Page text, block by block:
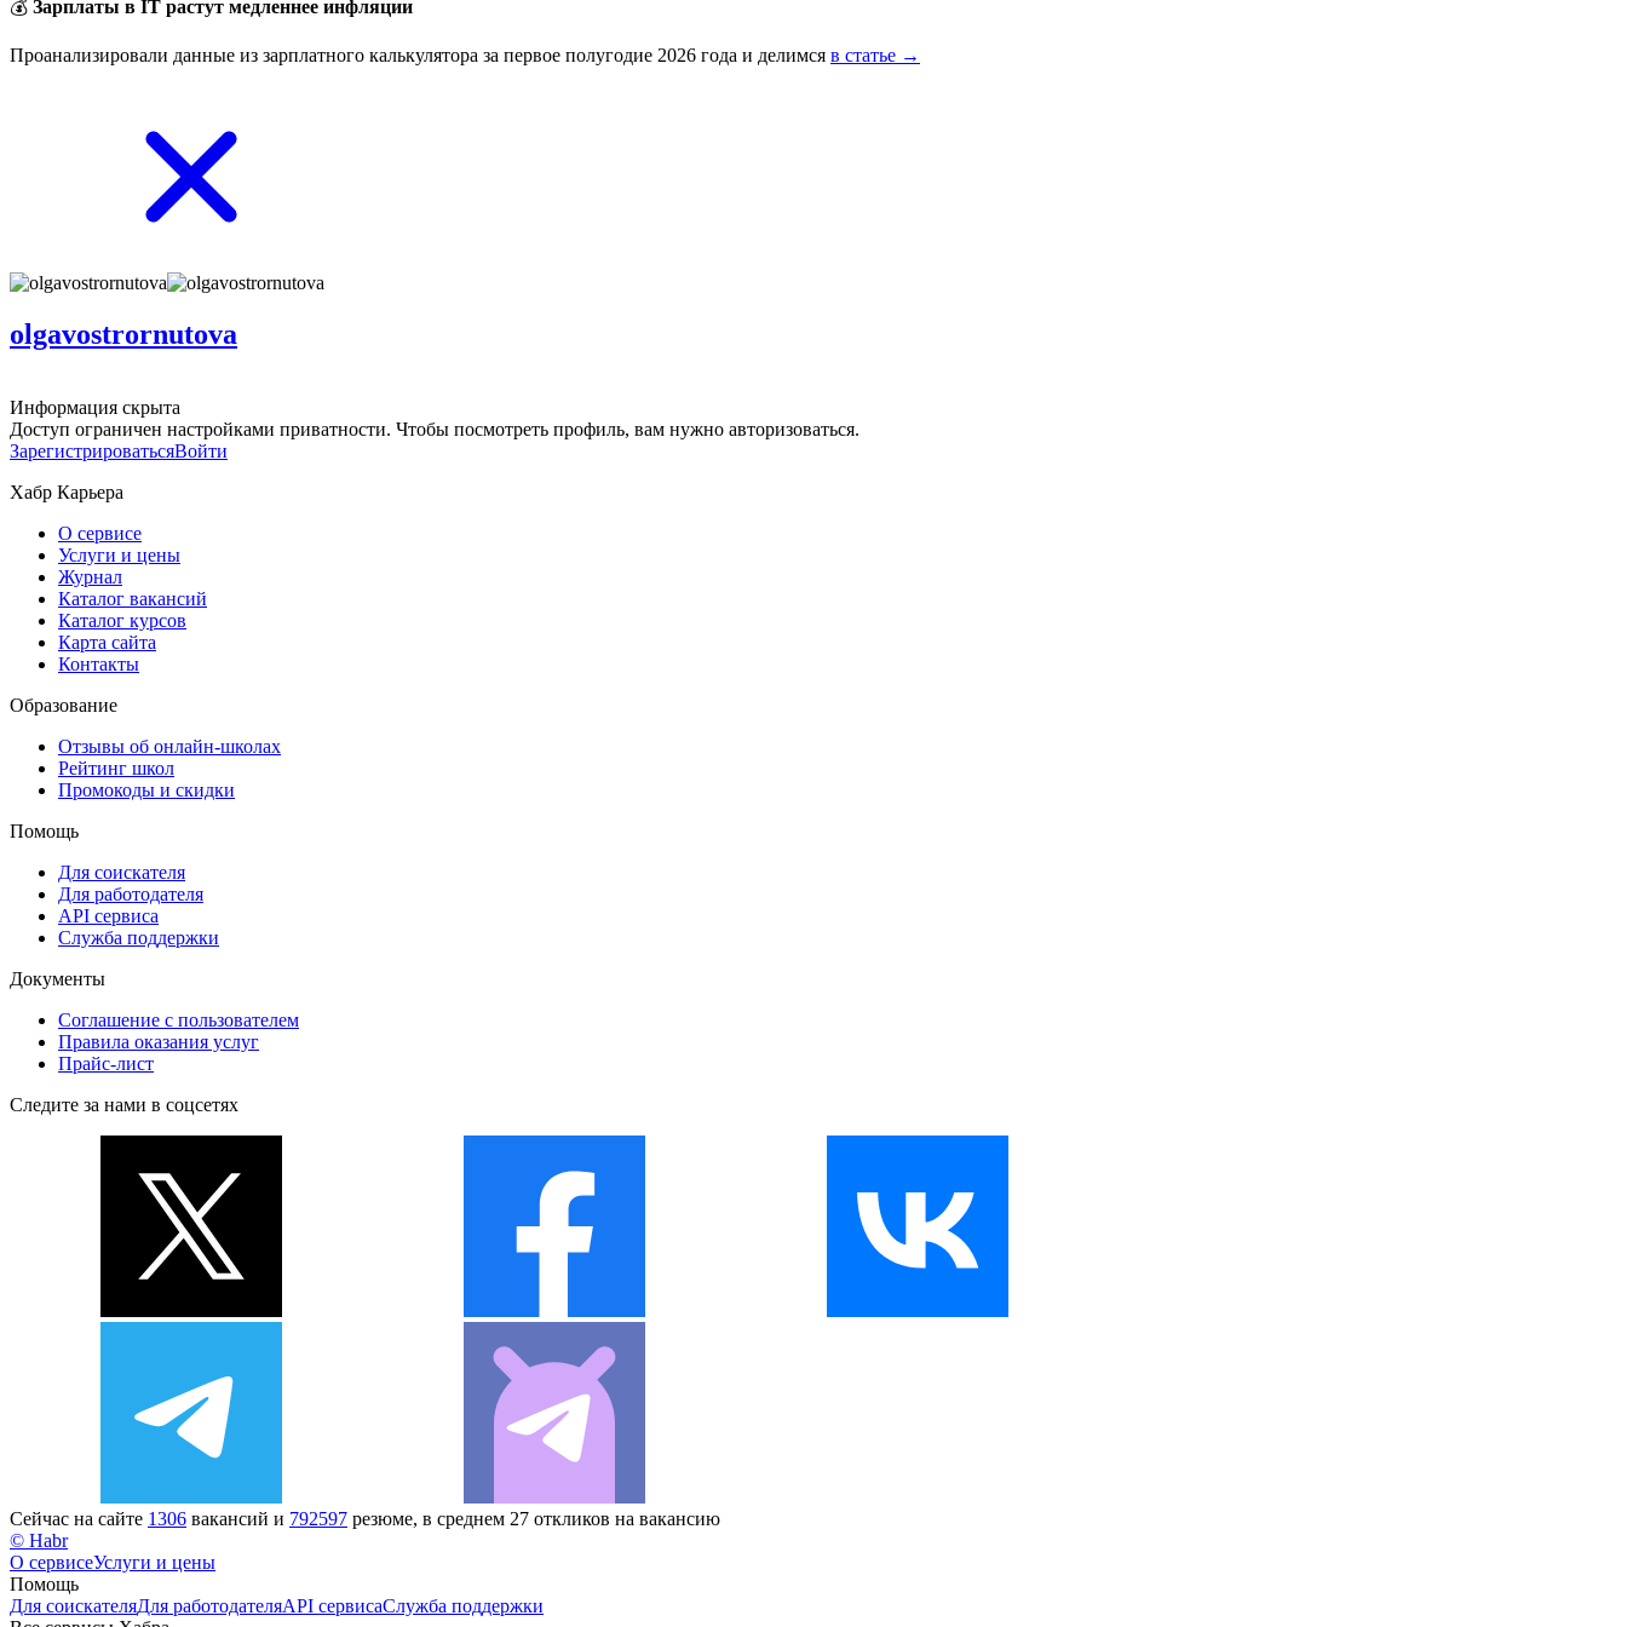
💰 Зарплаты в IT растут медленнее инфляции
Проанализировали данные из зарплатного калькулятора за первое полугодие 2026 года и делимся в статье →
olgavostrornutova
Информация скрыта
Доступ ограничен настройками приватности. Чтобы посмотреть профиль, вам нужно авторизоваться.
ЗарегистрироватьсяВойти
Хабр Карьера
О сервисе
Услуги и цены
Журнал
Каталог вакансий
Каталог курсов
Карта сайта
Контакты
Образование
Отзывы об онлайн-школах
Рейтинг школ
Промокоды и скидки
Помощь
Для соискателя
Для работодателя
API сервиса
Служба поддержки
Документы
Соглашение с пользователем
Правила оказания услуг
Прайс-лист
Следите за нами в соцсетях
Сейчас на сайте 1306 вакансий и 792597 резюме, в среднем 27 откликов на вакансию
© Habr
О сервисеУслуги и цены
Помощь
Для соискателяДля работодателяAPI сервисаСлужба поддержки